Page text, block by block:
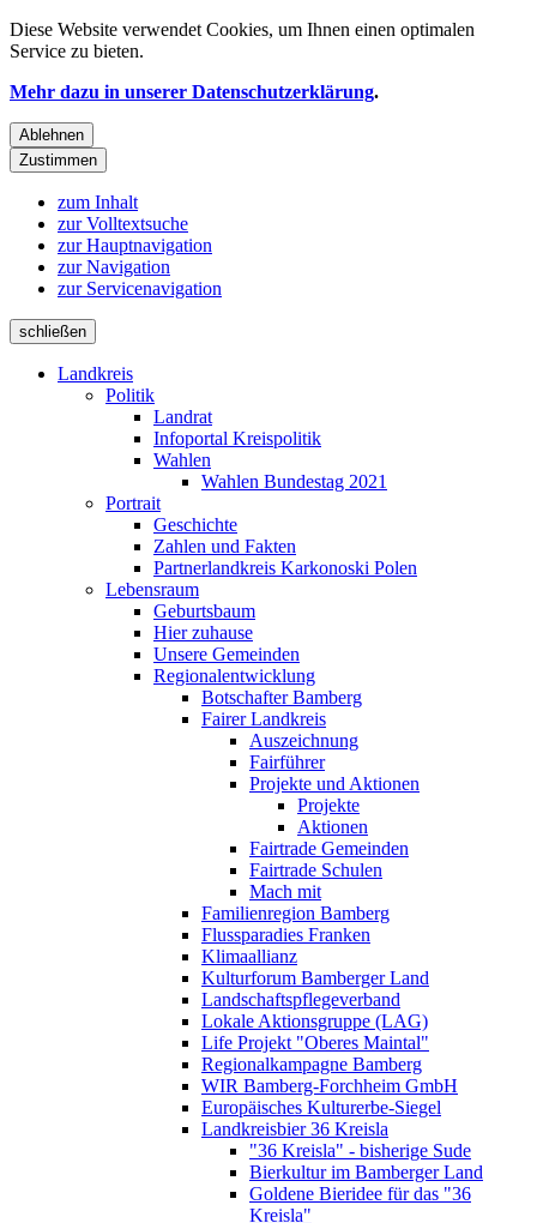
Diese Website verwendet Cookies, um Ihnen einen optimalen
Service zu bieten.
Mehr dazu in unserer Datenschutzerklärung.
Ablehnen
Zustimmen
zum Inhalt
zur Volltextsuche
zur Hauptnavigation
zur Navigation
zur Servicenavigation
schließen
Landkreis
Politik
Landrat
Infoportal Kreispolitik
Wahlen
Wahlen Bundestag 2021
Portrait
Geschichte
Zahlen und Fakten
Partnerlandkreis Karkonoski Polen
Lebensraum
Geburtsbaum
Hier zuhause
Unsere Gemeinden
Regionalentwicklung
Botschafter Bamberg
Fairer Landkreis
Auszeichnung
Fairführer
Projekte und Aktionen
Projekte
Aktionen
Fairtrade Gemeinden
Fairtrade Schulen
Mach mit
Familienregion Bamberg
Flussparadies Franken
Klimaallianz
Kulturforum Bamberger Land
Landschaftspflegeverband
Lokale Aktionsgruppe (LAG)
Life Projekt "Oberes Maintal"
Regionalkampagne Bamberg
WIR Bamberg-Forchheim GmbH
Europäisches Kulturerbe-Siegel
Landkreisbier 36 Kreisla
"36 Kreisla" - bisherige Sude
Bierkultur im Bamberger Land
Goldene Bieridee für das "36
Kreisla"